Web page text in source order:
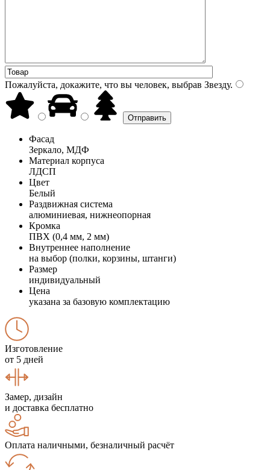
Пожалуйста, докажите, что вы человек, выбрав Звезду.
Фасад
Зеркало, МДФ
Материал корпуса
ЛДСП
Цвет
Белый
Раздвижная система
алюминиевая, нижнеопорная
Кромка
ПВХ (0,4 мм, 2 мм)
Внутреннее наполнение
на выбор (полки, корзины, штанги)
Размер
индивидуальный
Цена
указана за базовую комплектацию
Изготовление
от 5 дней
Замер, дизайн
и доставка бесплатно
Оплата наличными, безналичный расчёт